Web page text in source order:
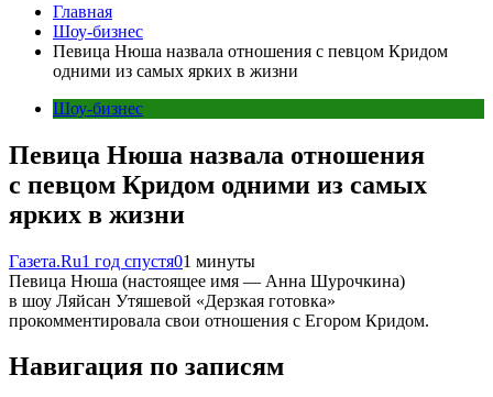
Главная
Шоу-бизнес
Певица Нюша назвала отношения с певцом Кридом
одними из самых ярких в жизни
Шоу-бизнес
Певица Нюша назвала отношения
с певцом Кридом одними из самых
ярких в жизни
Газета.Ru1 год спустя01 минуты
Певица Нюша (настоящее имя — Анна Шурочкина)
в шоу Ляйсан Утяшевой «Дерзкая готовка»
прокомментировала свои отношения с Егором Кридом.
Навигация по записям